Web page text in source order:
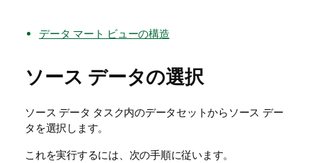
データ マート ビューの構造
ソース データの選択
ソース データ タスク内のデータセットからソース デー
タを選択します。
これを実行するには、次の手順に従います。